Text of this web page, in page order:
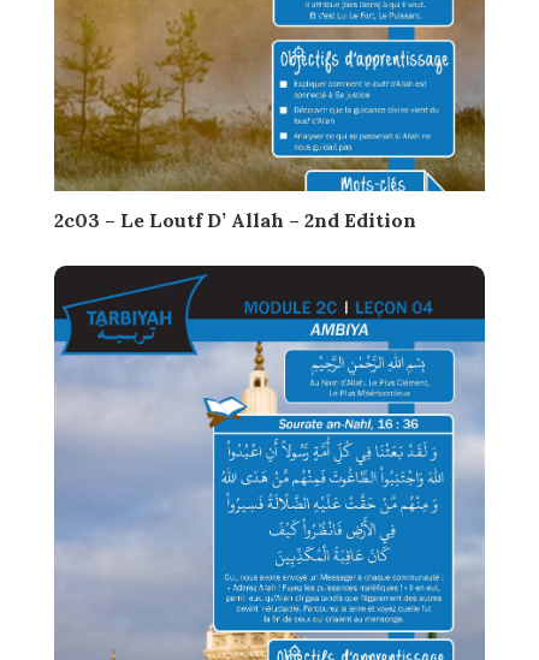
2c03 – Le Loutf D’ Allah – 2nd Edition